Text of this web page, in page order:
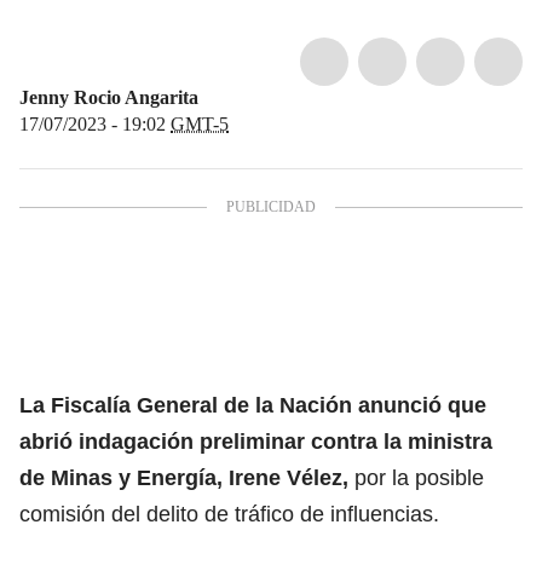
Jenny Rocio Angarita
17/07/2023 - 19:02 GMT-5
La Fiscalía General de la Nación anunció que
abrió indagación preliminar contra la ministra
de Minas y Energía, Irene Vélez, por la posible
comisión del delito de tráfico de influencias.